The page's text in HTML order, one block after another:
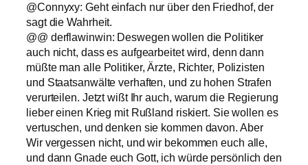
@Connyxy: Geht einfach nur über den Friedhof, der
sagt die Wahrheit.
@@ derflawinwin: Deswegen wollen die Politiker
auch nicht, dass es aufgearbeitet wird, denn dann
müßte man alle Politiker, Ärzte, Richter, Polizisten
und Staatsanwälte verhaften, und zu hohen Strafen
verurteilen. Jetzt wißt Ihr auch, warum die Regierung
lieber einen Krieg mit Rußland riskiert. Sie wollen es
vertuschen, und denken sie kommen davon. Aber
Wir vergessen nicht, und wir bekommen euch alle,
und dann Gnade euch Gott, ich würde persönlich den